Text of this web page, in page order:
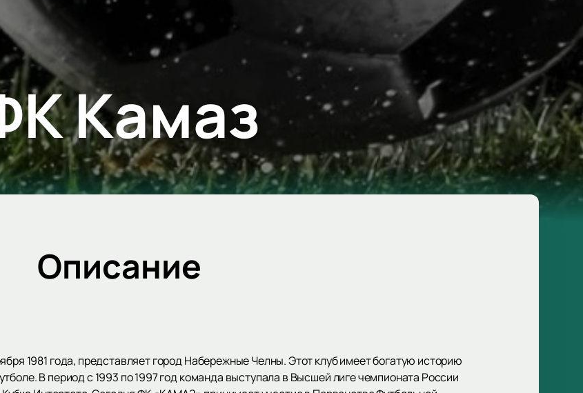
Камаз
Описание
1981 года, представляет город Набережные Челны. Этот клуб имеет богатую историю
В период с 1993 по 1997 год команда выступала в Высшей лиге чемпионата России